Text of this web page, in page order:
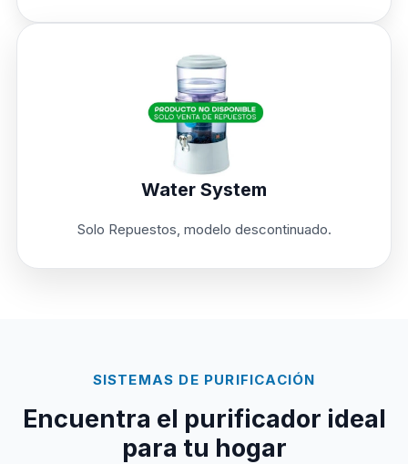
Water System
Solo Repuestos, modelo descontinuado.
SISTEMAS DE PURIFICACIÓN
Encuentra el purificador ideal
para tu hogar